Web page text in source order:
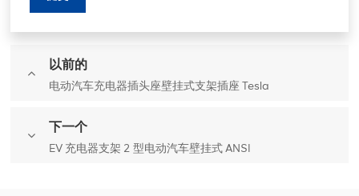
以前的
电动汽车充电器插头座壁挂式支架插座 Tesla
下一个
EV 充电器支架 2 型电动汽车壁挂式 ANSI